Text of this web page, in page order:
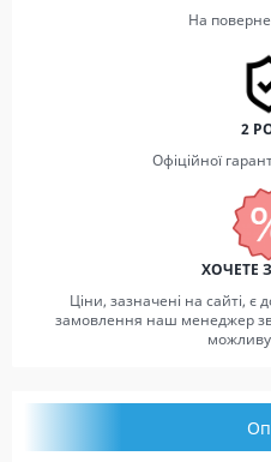
На
2
Офіційної
ХОЧЕТЕ
Ціни, зазначені на сайті,
замовлення наш менеджер